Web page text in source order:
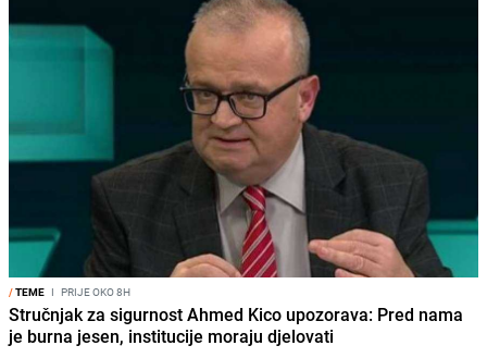
/TEME I PRIJE OKO 8H
Stručnjak za sigurnost Ahmed Kico upozorava: Pred nama
je burna jesen, institucije moraju djelovati